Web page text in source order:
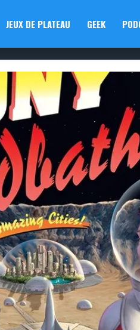
JEUX DE PLATEAU GEEK